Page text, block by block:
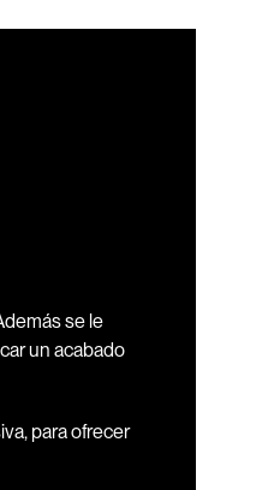
se le
un acabado
para ofrecer